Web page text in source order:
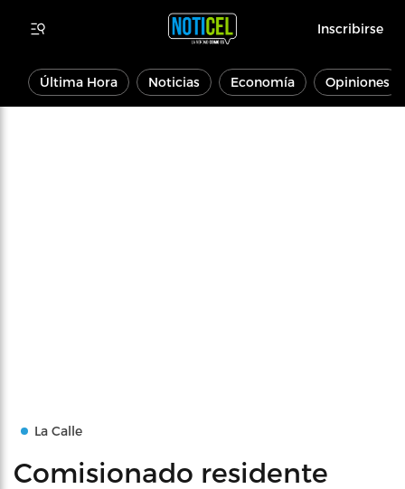
Inscribirse
Última Hora Noticias Economía Opiniones
La Calle
Comisionado residente